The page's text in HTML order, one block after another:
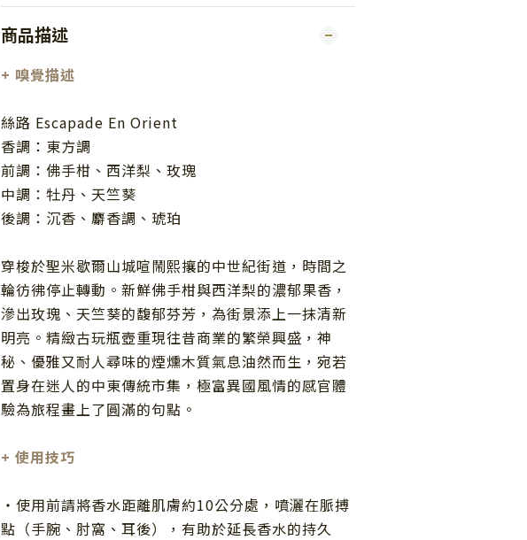
商品描述
+ 嗅覺描述
絲路 Escapade En Orient
香調：東方調
前調：佛手柑、西洋梨、玫瑰
中調：牡丹、天竺葵
後調：沉香、麝香調、琥珀
穿梭於聖米歇爾山城喧鬧熙攘的中世紀街道，時間之
輪彷彿停止轉動。新鮮佛手柑與西洋梨的濃郁果香，
滲出玫瑰、天竺葵的馥郁芬芳，為街景添上一抹清新
明亮。精緻古玩瓶壺重現往昔商業的繁榮興盛，神
秘、優雅又耐人尋味的煙燻木質氣息油然而生，宛若
置身在迷人的中東傳統市集，極富異國風情的感官體
驗為旅程畫上了圓滿的句點。
+ 使用技巧
・使用前請將香水距離肌膚約10公分處，噴灑在脈搏
點（手腕、肘窩、耳後），有助於延長香水的持久